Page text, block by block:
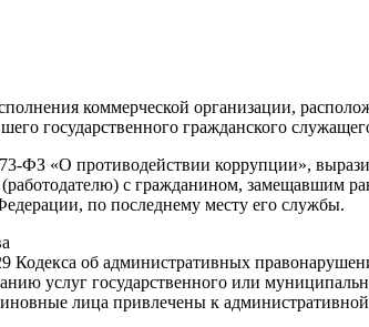
коммерческой организации,
государственного гражданского
ФЗ «О противодействии коррупции»,
с гражданином, замещавшим
по последнему месту его службы.
Кодекса об административных
услуг государственного или
лица привлечены к